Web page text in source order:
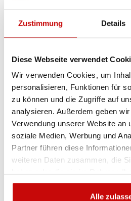
Zustimmung Details
Diese Webseite verwendet
Wir verwenden Cookies, um
personalisieren, Funktionen für
zu können und die Zugriffe auf
analysieren. Außerdem geben
Verwendung unserer Website an
soziale Medien, Werbung und
Partner führen diese
weiteren Daten zusammen, die
gesammelt haben.
Alle
am besten geeignet ist?
wir beraten Sie gern.
phone+48 12 266 27 54
Lieferrichtlinie
Datenschutzrichtlinie